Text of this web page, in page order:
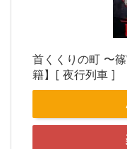
首くくりの町 〜
籍】[ 夜行列車 ]